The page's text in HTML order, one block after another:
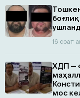
16 соат
ХДП —
мос